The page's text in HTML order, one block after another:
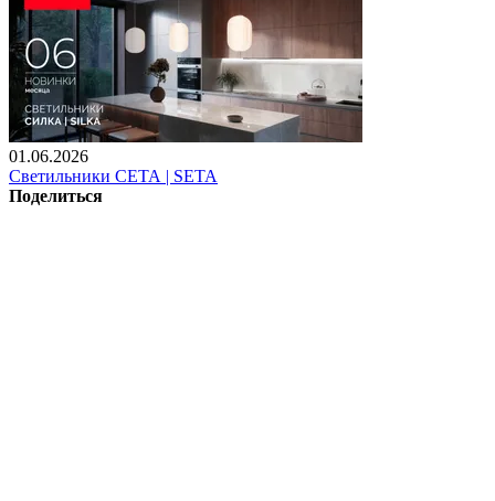
01.06.2026
Светильники СЕТА | SETA
Поделиться